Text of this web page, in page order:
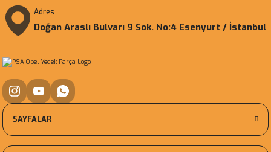
Adres
Doğan Araslı Bulvarı 9 Sok. No:4 Esenyurt / İstanbul
SAYFALAR